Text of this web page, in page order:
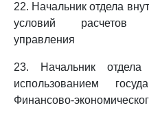
22. Начальник отдела
условий расчетов
управления
23. Начальник
использованием
Финансово-